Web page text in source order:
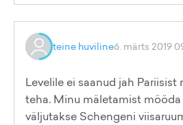
teine huviline6. märts 2019
Levelile ei saanud jah Pariisist
teha. Minu mäletamist
väljutakse Schengeni